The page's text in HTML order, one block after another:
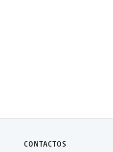
CONTACTOS